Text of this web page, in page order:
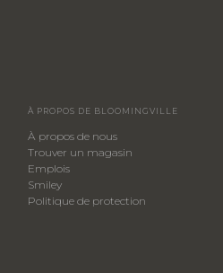
À PROPOS DE BLOOMINGVILLE
À propos de nous
Trouver un magasin
Emplois
Smiley
​Politique de protection